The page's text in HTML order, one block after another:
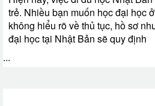
trẻ. Nhiều bạn muốn học đại học
không hiểu rõ về thủ tục, hồ sơ
đại học tại Nhật Bản sẽ quy định
...